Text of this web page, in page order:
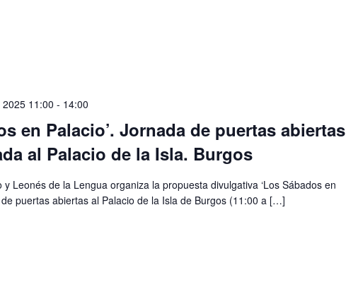
2025 11:00 - 14:00
en Palacio’. Jornada de puertas abiertas
al Palacio de la Isla. Burgos
y Leonés de la Lengua organiza la propuesta divulgativa ‘Los Sábados en
de puertas abiertas al Palacio de la Isla de Burgos (11:00 a […]